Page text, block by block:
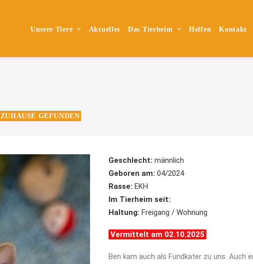
Unsere Tiere Aktuelles Das Tierheim Helfen Kontakt
ZUHAUSE GEFUNDEN
Geschlecht: männlich
Geboren am: 04/2024
Rasse: EKH
Im Tierheim seit:
Haltung: Freigang / Wohnung
Vermittelt am 02.10.2025
Ben kam auch als Fundkater zu uns. Auch